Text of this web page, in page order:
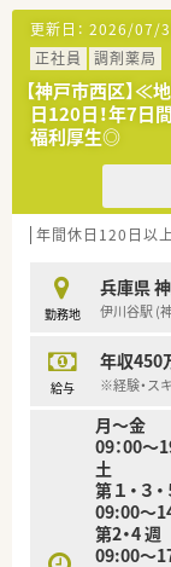
【法人特徴
■全国に
定した経営
■「ココロ
や在宅医療
■20年先を
い医療人を
【求人情報
■正社員の
やスキルを
額支給され
■認定薬剤
志す薬剤
【やりがい/
■面分業の
■育休復帰
ことなく腰
■地域密着
謝の言葉が
更新日： 2026/07/
正社員
調剤薬局
【神戸市西区】≪
日120日！年7日
福利厚生◎
年間休日120日以
勤務地
兵庫県
伊川谷駅 (
給与
年収450
※経験・ス
月～金
09：00～
土
第１・３
09:00～
第2・4 週
09:00～